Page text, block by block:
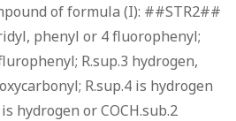
of formula (I): ##STR2##
phenyl or 4 fluorophenyl;
R.sup.3 hydrogen,
R.sup.4 is hydrogen
hydrogen or COCH.sub.2